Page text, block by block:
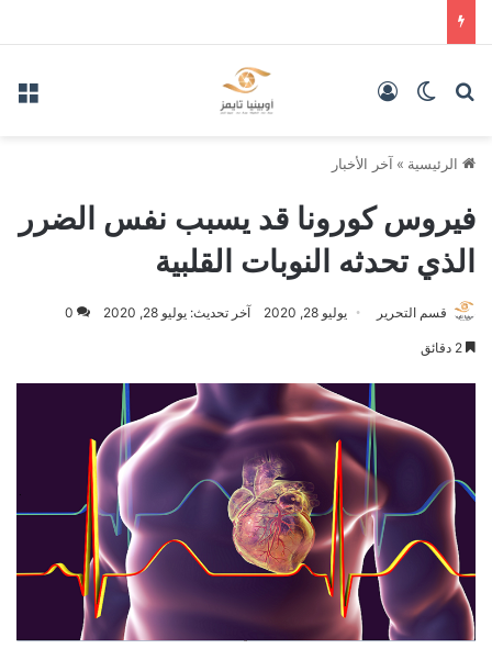
بحث عنالوضع المظلم
الرئيسية » آخر الأخبار
فيروس كورونا قد يسبب نفس الضرر
الذي تحدثه النوبات القلبية
قسم التحرير يوليو 28, 2020 آخر تحديث: يوليو 28, 2020 0